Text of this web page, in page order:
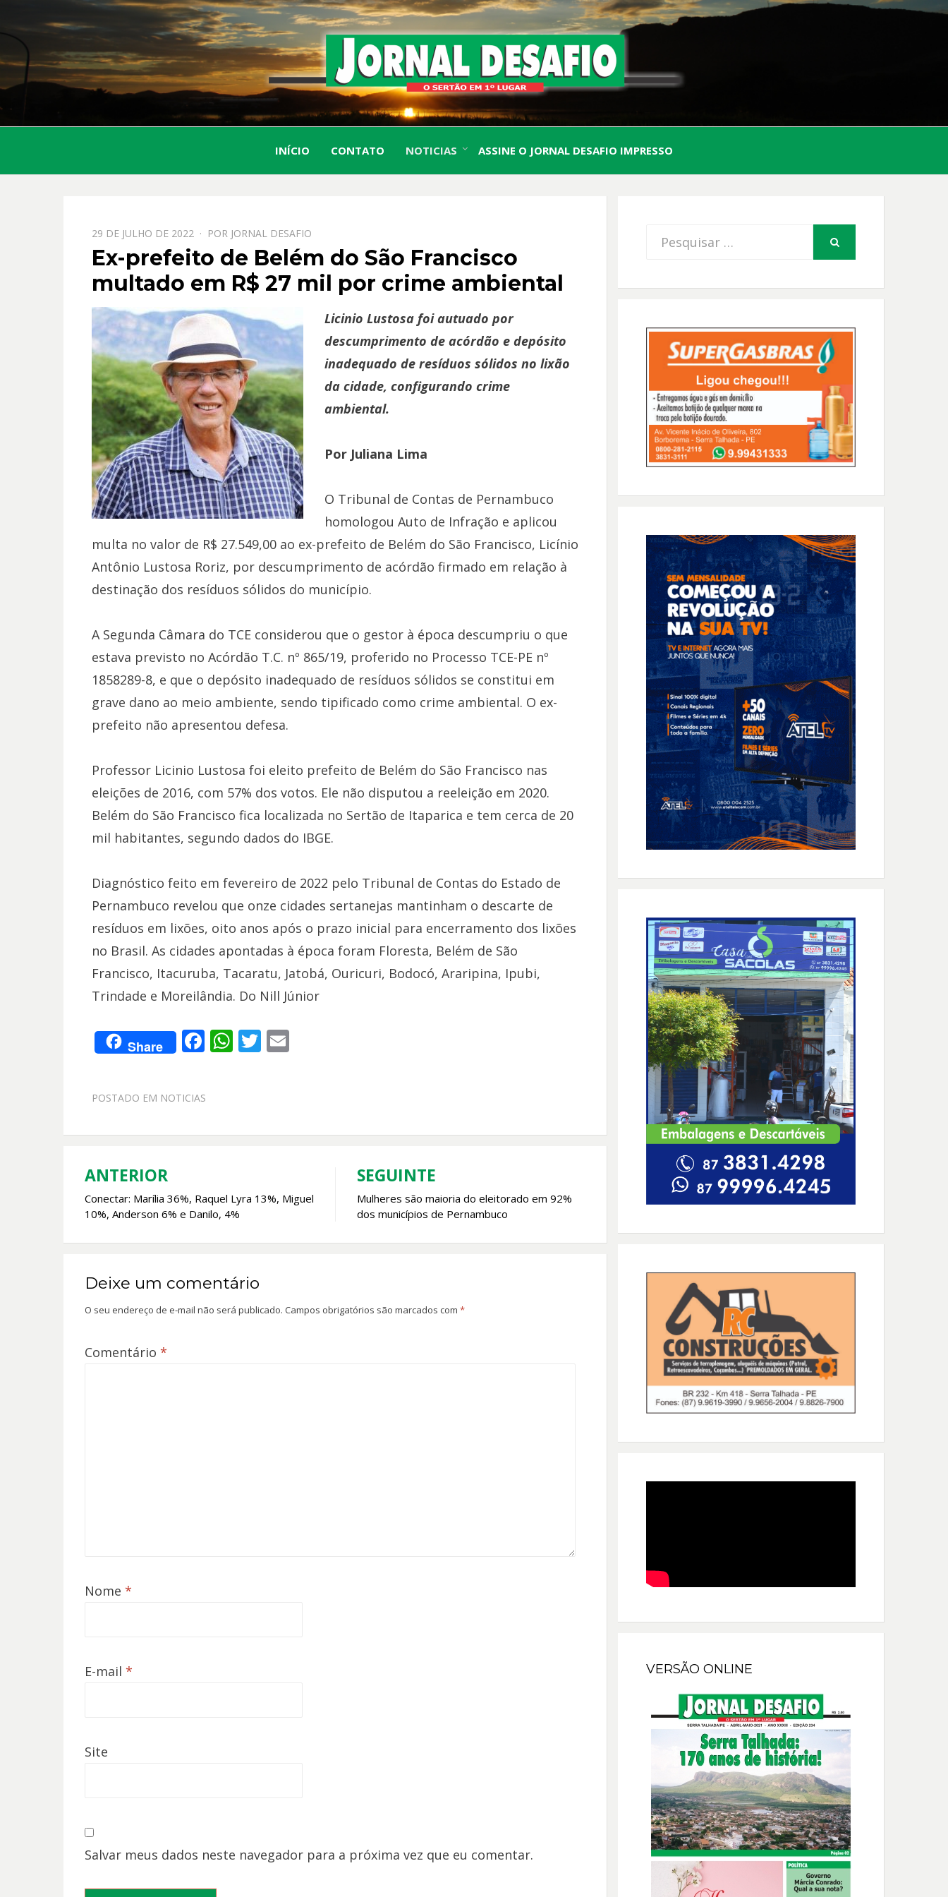
JORNAL
DESAFIO
O Sertão em 1º Lugar
INÍCIO CONTATO NOTICIAS ASSINE O JORNAL DESAFIO IMPRESSO
PPOSTADO
EM
29 DE JULHO DE 2022 POR JORNAL DESAFIO
Ex-prefeito de Belém do São Francisco
multado em R$ 27 mil por crime ambiental
Licinio Lustosa foi autuado por
descumprimento de acórdão e depósito
inadequado de resíduos sólidos no lixão
da cidade, configurando crime
ambiental.
Por Juliana Lima
O Tribunal de Contas de Pernambuco
homologou Auto de Infração e aplicou
multa no valor de R$ 27.549,00 ao ex-prefeito de Belém do São Francisco, Licínio
Antônio Lustosa Roriz, por descumprimento de acórdão firmado em relação à
destinação dos resíduos sólidos do município.
A Segunda Câmara do TCE considerou que o gestor à época descumpriu o que
estava previsto no Acórdão T.C. nº 865/19, proferido no Processo TCE-PE nº
1858289-8, e que o depósito inadequado de resíduos sólidos se constitui em
grave dano ao meio ambiente, sendo tipificado como crime ambiental. O ex-
prefeito não apresentou defesa.
Professor Licinio Lustosa foi eleito prefeito de Belém do São Francisco nas
eleições de 2016, com 57% dos votos. Ele não disputou a reeleição em 2020.
Belém do São Francisco fica localizada no Sertão de Itaparica e tem cerca de 20
mil habitantes, segundo dados do IBGE.
Diagnóstico feito em fevereiro de 2022 pelo Tribunal de Contas do Estado de
Pernambuco revelou que onze cidades sertanejas mantinham o descarte de
resíduos em lixões, oito anos após o prazo inicial para encerramento dos lixões
no Brasil. As cidades apontadas à época foram Floresta, Belém de São
Francisco, Itacuruba, Tacaratu, Jatobá, Ouricuri, Bodocó, Araripina, Ipubi,
Trindade e Moreilândia. Do Nill Júnior
Share F
b
o
W
A
T E
POSTADO EM NOTICIAS
Navegação
de
ANTERIOR
Conectar: Marília 36%, Raquel Lyra 13%, Miguel
10%, Anderson 6% e Danilo, 4%
SEGUINTE
Mulheres são maioria do eleitorado em 92%
dos municípios de Pernambuco
Deixe um comentário
O seu endereço de e-mail não será publicado. Campos obrigatórios são marcados com *
Comentário *
Nome *
E-mail *
Site
Salvar meus dados neste navegador para a próxima vez que eu comentar.
Procurar
VERSÃO ONLINE